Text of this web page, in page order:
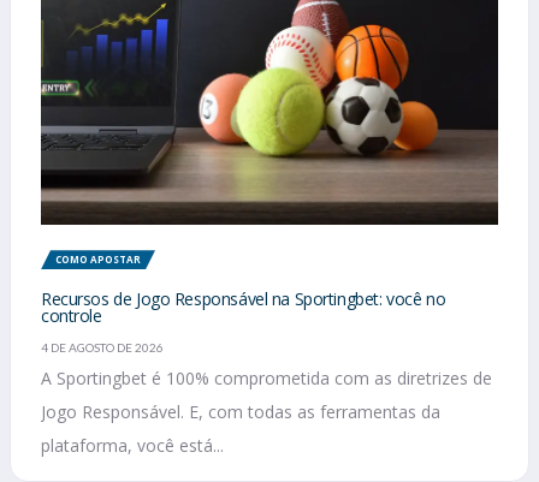
COMO APOSTAR
Recursos de Jogo Responsável na Sportingbet: você no
controle
4 DE AGOSTO DE 2026
A Sportingbet é 100% comprometida com as diretrizes de
Jogo Responsável. E, com todas as ferramentas da
plataforma, você está...